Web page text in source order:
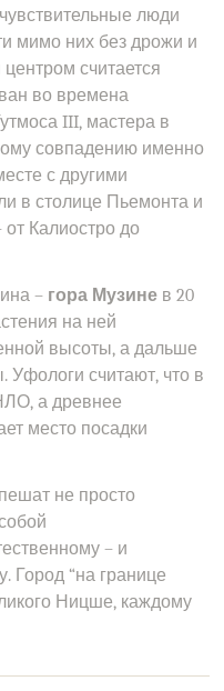
люди
мимо них без дрожи и
считается
во времена
III, мастера в
совпадению именно
с другими
в столице Пьемонта и
от Калиостро до
– гора Музине в 20
на ней
высоты, а дальше
Уфологи считают, что в
а древнее
место посадки
не просто
– и
Город “на границе
Ницше, каждому